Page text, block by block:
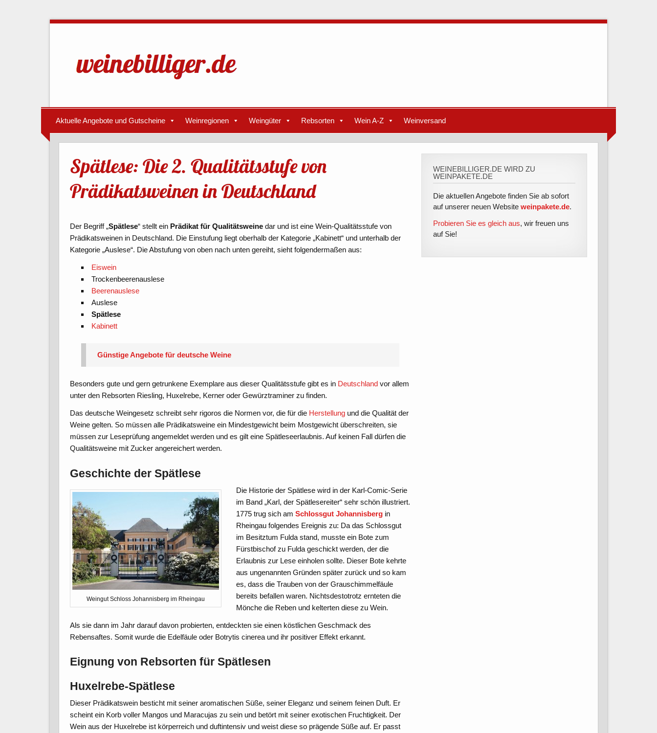
Aktuelle Angebote und Gutscheine Weinregionen Weingüter Rebsorten Wein A-Z Weinversand
Spätlese: Die 2. Qualitätsstufe von
Prädikatsweinen in Deutschland
Der Begriff „Spätlese“ stellt ein Prädikat für Qualitätsweine dar und ist eine Wein-Qualitätsstufe von
Prädikatsweinen in Deutschland. Die Einstufung liegt oberhalb der Kategorie „Kabinett“ und unterhalb der
Kategorie „Auslese“. Die Abstufung von oben nach unten gereiht, sieht folgendermaßen aus:
Eiswein
Trockenbeerenauslese
Beerenauslese
Auslese
Spätlese
Kabinett
Günstige Angebote für deutsche Weine
Besonders gute und gern getrunkene Exemplare aus dieser Qualitätsstufe gibt es in Deutschland vor allem
unter den Rebsorten Riesling, Huxelrebe, Kerner oder Gewürztraminer zu finden.
Das deutsche Weingesetz schreibt sehr rigoros die Normen vor, die für die Herstellung und die Qualität der
Weine gelten. So müssen alle Prädikatsweine ein Mindestgewicht beim Mostgewicht überschreiten, sie
müssen zur Leseprüfung angemeldet werden und es gilt eine Spätleseerlaubnis. Auf keinen Fall dürfen die
Qualitätsweine mit Zucker angereichert werden.
Geschichte der Spätlese
Weingut Schloss Johannisberg im Rheingau
Die Historie der Spätlese wird in der Karl-Comic-Serie
im Band „Karl, der Spätlesereiter“ sehr schön illustriert.
1775 trug sich amSchlossgut Johannisberg in
Rheingau folgendes Ereignis zu: Da das Schlossgut
im Besitztum Fulda stand, musste ein Bote zum
Fürstbischof zu Fulda geschickt werden, der die
Erlaubnis zur Lese einholen sollte. Dieser Bote kehrte
aus ungenannten Gründen später zurück und so kam
es, dass die Trauben von der Grauschimmelfäule
bereits befallen waren. Nichtsdestotrotz ernteten die
Mönche die Reben und kelterten diese zu Wein.
Als sie dann im Jahr darauf davon probierten, entdeckten sie einen köstlichen Geschmack des
Rebensaftes. Somit wurde die Edelfäule oder Botrytis cinerea und ihr positiver Effekt erkannt.
Eignung von Rebsorten für Spätlesen
Huxelrebe-Spätlese
Dieser Prädikatswein besticht mit seiner aromatischen Süße, seiner Eleganz und seinem feinen Duft. Er
scheint ein Korb voller Mangos und Maracujas zu sein und betört mit seiner exotischen Fruchtigkeit. Der
Wein aus der Huxelrebe ist körperreich und duftintensiv und weist diese so prägende Süße auf. Er passt
WEINEBILLIGER.DE WIRD ZU
WEINPAKETE.DE
Die aktuellen Angebote finden Sie ab sofort
auf unserer neuen Websiteweinpakete.de.
Probieren Sie es gleich aus, wir freuen uns
auf Sie!